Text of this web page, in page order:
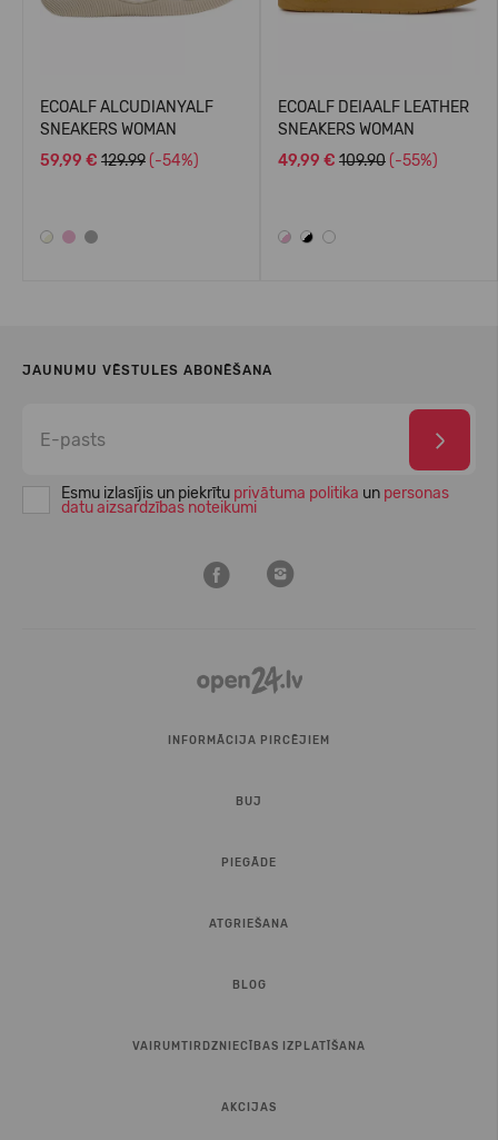
ECOALF ALCUDIANYALF
SNEAKERS WOMAN
59,99 € 129.99 (-54%)
ECOALF DEIAALF LEATHER
SNEAKERS WOMAN
49,99 € 109.90 (-55%)
JAUNUMU VĒSTULES ABONĒŠANA
Esmu izlasījis un piekrītu privātuma politika un personas
datu aizsardzības noteikumi
INFORMĀCIJA PIRCĒJIEM
BUJ
PIEGĀDE
ATGRIEŠANA
BLOG
VAIRUMTIRDZNIECĪBAS IZPLATĪŠANA
AKCIJAS